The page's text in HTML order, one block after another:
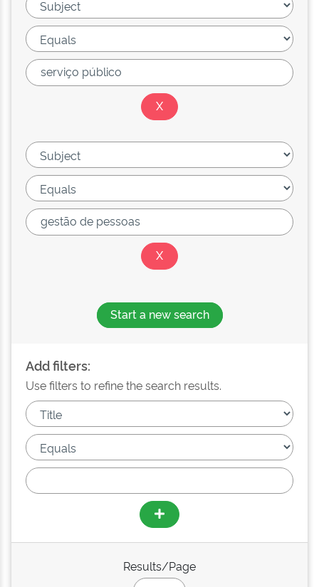
Start a new search
Add filters:
Use filters to refine the search results.
Results/Page